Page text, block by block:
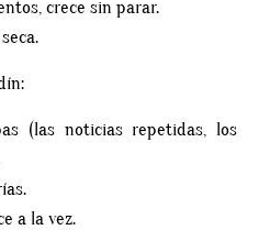
crece sin parar.
(las noticias repetidas, los
a la vez.